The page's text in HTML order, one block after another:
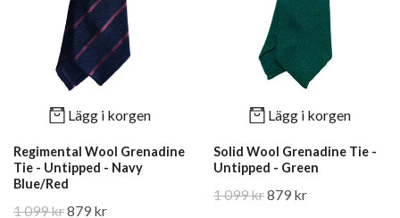
Lägg i korgen
Regimental Wool Grenadine
Tie - Untipped - Navy
Blue/Red
1 099 kr879 kr
Lägg i korgen
Solid Wool Grenadine Tie -
Untipped - Green
1 099 kr879 kr